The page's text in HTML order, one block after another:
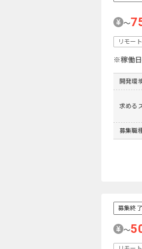
〜
リモー
※稼働日
開発環
求める
募集職
募集終了
〜